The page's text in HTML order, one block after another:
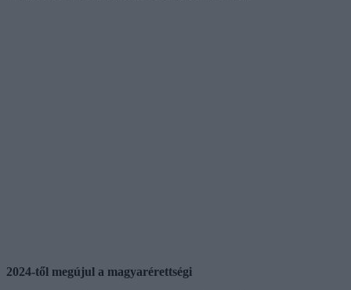
2024-től megújul a magyarérettségi